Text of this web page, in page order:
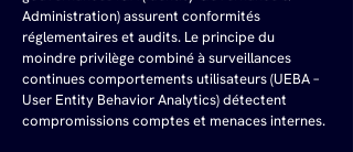
Administration) assurent conformités
réglementaires et audits. Le principe du
moindre privilège combiné à surveillances
continues comportements utilisateurs (UEBA –
User Entity Behavior Analytics) détectent
compromissions comptes et menaces internes.